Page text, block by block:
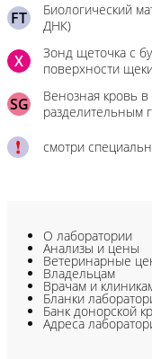
FT
Биологический
ДНК)
X
Зонд щеточка с
поверхности
SG
Венозная кровь
разделительным
смотри
О лаборатории
Анализы и цены
Ветеринарные
Владельцам
Врачам и
Бланки
Банк донорской
Адреса